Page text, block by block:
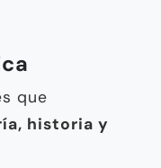
que
historia y